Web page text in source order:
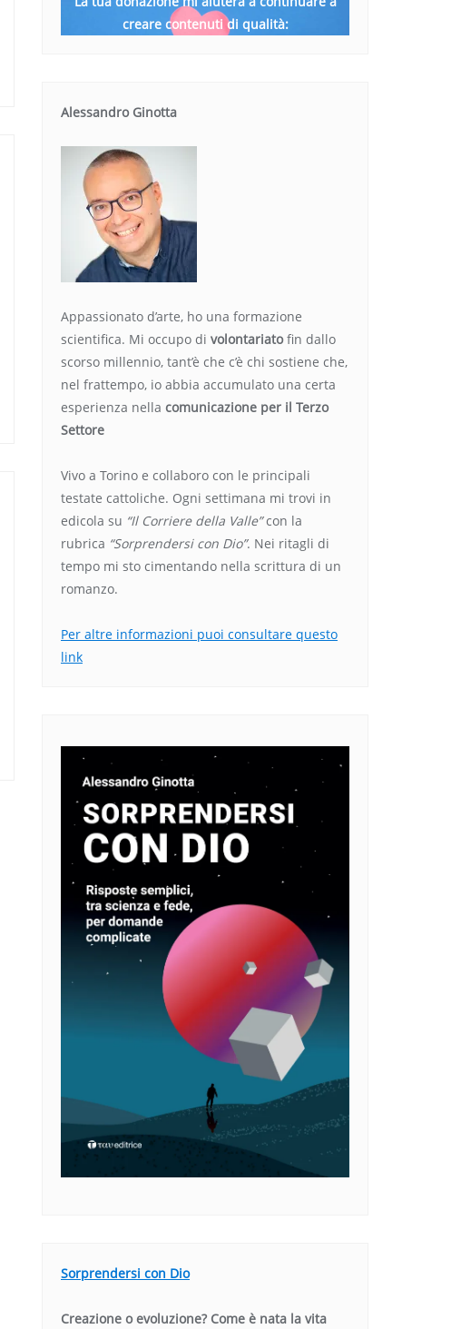
creare contenuti di qualità:
Alessandro Ginotta
Appassionato d’arte, ho una formazione
scientifica. Mi occupo di volontariatofin dallo
scorso millennio, tant’è che c’è chi sostiene che,
nel frattempo, io abbia accumulato una certa
esperienza nella comunicazione per il Terzo
Settore
Vivo a Torino e collaboro con le principali
testate cattoliche. Ogni settimana mi trovi in
edicola su “Il Corriere della Valle”con la
rubrica “Sorprendersi con Dio”. Nei ritagli di
tempo mi sto cimentando nella scrittura di un
romanzo.
Per altre informazioni puoi consultare questo
link
Sorprendersi con Dio
Creazione o evoluzione? Come è nata la vita